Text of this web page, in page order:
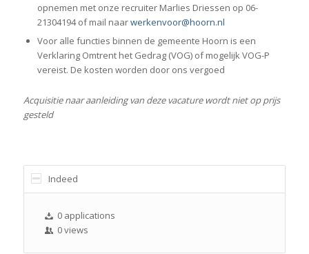
opnemen met onze recruiter Marlies Driessen op 06-
21304194 of mail naarwerkenvoor@hoorn.nl
Voor alle functies binnen de gemeente Hoorn is een
Verklaring Omtrent het Gedrag (VOG) of mogelijk VOG-P
vereist. De kosten worden door ons vergoed
Acquisitie naar aanleiding van deze vacature wordt niet op prijs
gesteld
Indeed
0 applications
0 views